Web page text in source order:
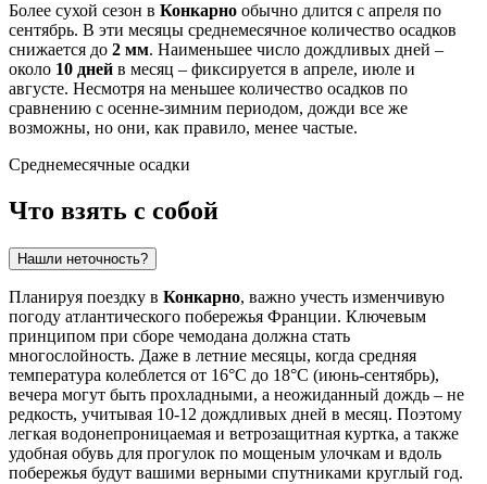
Более сухой сезон в Конкарно обычно длится с апреля по
сентябрь. В эти месяцы среднемесячное количество осадков
снижается до 2 мм. Наименьшее число дождливых дней –
около 10 дней в месяц – фиксируется в апреле, июле и
августе. Несмотря на меньшее количество осадков по
сравнению с осенне-зимним периодом, дожди все же
возможны, но они, как правило, менее частые.
Среднемесячные осадки
Что взять с собой
Нашли неточность?
Планируя поездку в Конкарно, важно учесть изменчивую
погоду атлантического побережья Франции. Ключевым
принципом при сборе чемодана должна стать
многослойность. Даже в летние месяцы, когда средняя
температура колеблется от 16°C до 18°C (июнь-сентябрь),
вечера могут быть прохладными, а неожиданный дождь – не
редкость, учитывая 10-12 дождливых дней в месяц. Поэтому
легкая водонепроницаемая и ветрозащитная куртка, а также
удобная обувь для прогулок по мощеным улочкам и вдоль
побережья будут вашими верными спутниками круглый год.